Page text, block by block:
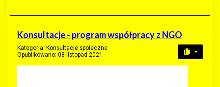
Konsultacje - program współpracy z NGO
Kategoria: Konsultacje społeczne
Opublikowano: 08 listopad 2021